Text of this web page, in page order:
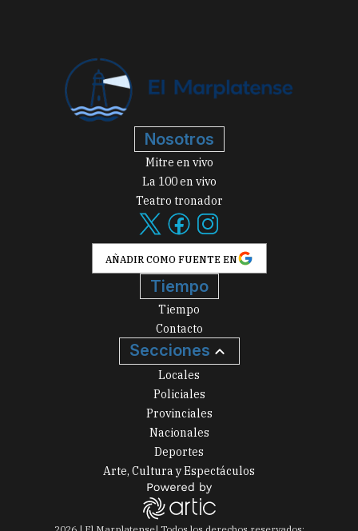
Nosotros
Mitre en vivo
La 100 en vivo
Teatro tronador
AÑADIR COMO FUENTE EN
Tiempo
Tiempo
Contacto
Secciones
Locales
Policiales
Provinciales
Nacionales
Deportes
Arte, Cultura y Espectáculos